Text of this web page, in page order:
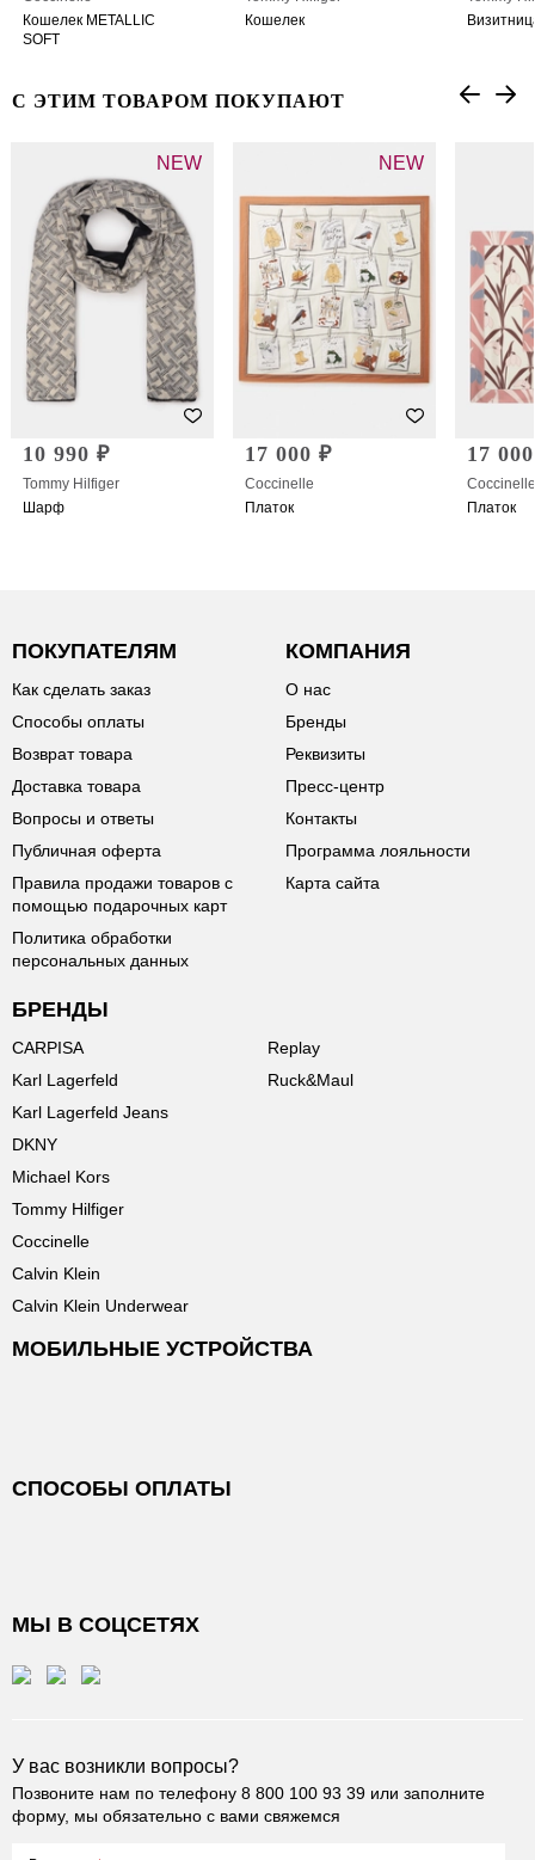
Кошелек METALLIC
SOFT
Кошелек
С ЭТИМ ТОВАРОМ ПОКУПАЮТ
NEW
10 990 ₽
Tommy Hilfiger
Шарф
NEW
17 000 ₽
Coccinelle
Платок
17
Coccinelle
Платок
ПОКУПАТЕЛЯМ
Как сделать заказ
Способы оплаты
Возврат товара
Доставка товара
Вопросы и ответы
Публичная оферта
Правила продажи товаров с
помощью подарочных карт
Политика обработки
персональных данных
КОМПАНИЯ
О нас
Бренды
Реквизиты
Пресс-центр
Контакты
Программа лояльности
Карта сайта
БРЕНДЫ
CARPISA
Karl Lagerfeld
Karl Lagerfeld Jeans
DKNY
Michael Kors
Tommy Hilfiger
Coccinelle
Calvin Klein
Calvin Klein Underwear
Replay
Ruck&Maul
МОБИЛЬНЫЕ УСТРОЙСТВА
СПОСОБЫ ОПЛАТЫ
МЫ В СОЦСЕТЯХ
У вас возникли вопросы?
Позвоните нам по телефону 8 800 100 93 39 или заполните
форму, мы обязательно с вами свяжемся